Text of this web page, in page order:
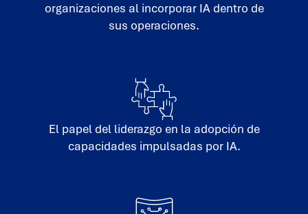
organizaciones al incorporar IA dentro de
sus operaciones.
El papel del liderazgo en la adopción de
capacidades impulsadas por IA.